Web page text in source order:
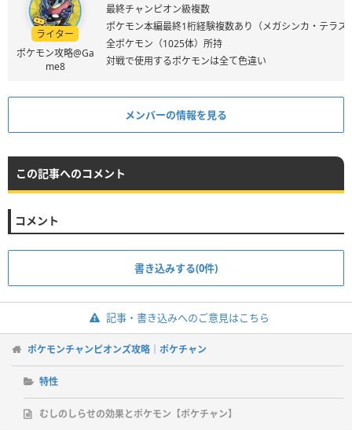
ライター
ポケモン攻略@Ga
me8
最終チャンピオン級複数
ポケモン本編最終1桁経験複数あり（メガシンカ・テラス
全ポケモン（1025体）所持
対戦で使用するポケモンは全て色違い
メンバーの情報を見る
この記事へのコメント
コメント
書き込みする(0件)
記事・書き込みへのご意見はこちら
ポケモンチャンピオンズ攻略｜ポケチャン
特性
むしのしらせの効果とポケモン【ポケチャン】